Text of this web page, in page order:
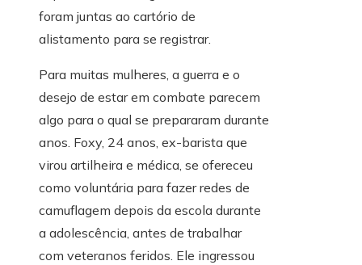
foram juntas ao cartório de
alistamento para se registrar.
Para muitas mulheres, a guerra e o
desejo de estar em combate parecem
algo para o qual se prepararam durante
anos. Foxy, 24 anos, ex-barista que
virou artilheira e médica, se ofereceu
como voluntária para fazer redes de
camuflagem depois da escola durante
a adolescência, antes de trabalhar
com veteranos feridos. Ele ingressou